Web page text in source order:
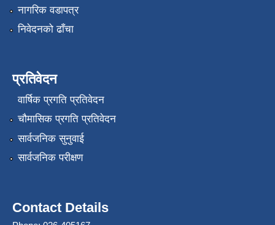
नागरिक वडापत्र
निवेदनको ढाँचा
प्रतिवेदन
वार्षिक प्रगति प्रतिवेदन
चौमासिक प्रगति प्रतिवेदन
सार्वजनिक सुनुवाई
सार्वजनिक परीक्षण
Contact Details